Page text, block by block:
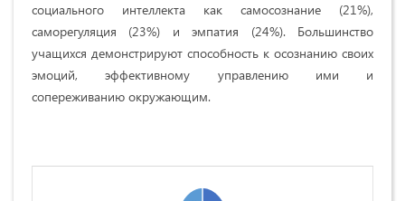
социального интеллекта как самосознание (21%),
саморегуляция (23%) и эмпатия (24%). Большинство
учащихся демонстрируют способность к осознанию своих
эмоций, эффективному управлению ими и
сопереживанию окружающим.